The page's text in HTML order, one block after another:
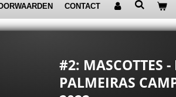
CONTACT
#2: MASCOTTES
PALMEIRAS